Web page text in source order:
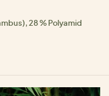
28 % Polyamid